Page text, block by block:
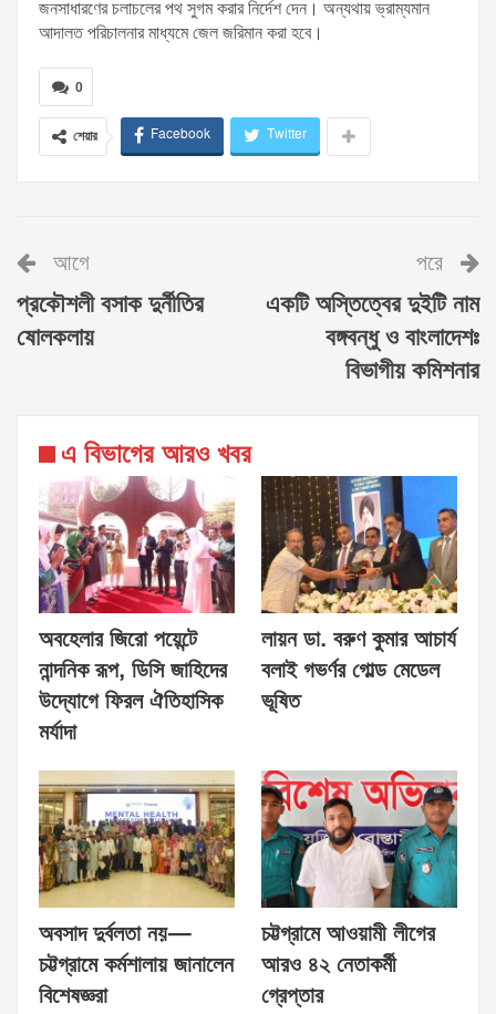
জনসাধারণের চলাচলের পথ সুগম করার নির্দেশ দেন। অন্যথায় ভ্রাম্যমান
আদালত পরিচালনার মাধ্যমে জেল জরিমান করা হবে।
0
শেয়ার Facebook Twitter
আগে
প্রকৌশলী বসাক দুর্নীতির
ষোলকলায়
পরে
একটি অস্তিত্বের দুইটি নাম
বঙ্গবন্ধু ও বাংলাদেশঃ
বিভাগীয় কমিশনার
এ বিভাগের আরও খবর
অবহেলার জিরো পয়েন্টে
নান্দনিক রূপ, ডিসি জাহিদের
উদ্যোগে ফিরল ঐতিহাসিক
মর্যাদা
লায়ন ডা. বরুণ কুমার আচার্য
বলাই গভর্ণর গোল্ড মেডেল
ভূষিত
অবসাদ দুর্বলতা নয়—
চট্টগ্রামে কর্মশালায় জানালেন
বিশেষজ্ঞরা
চট্টগ্রামে আওয়ামী লীগের
আরও ৪২ নেতাকর্মী
গ্রেপ্তার